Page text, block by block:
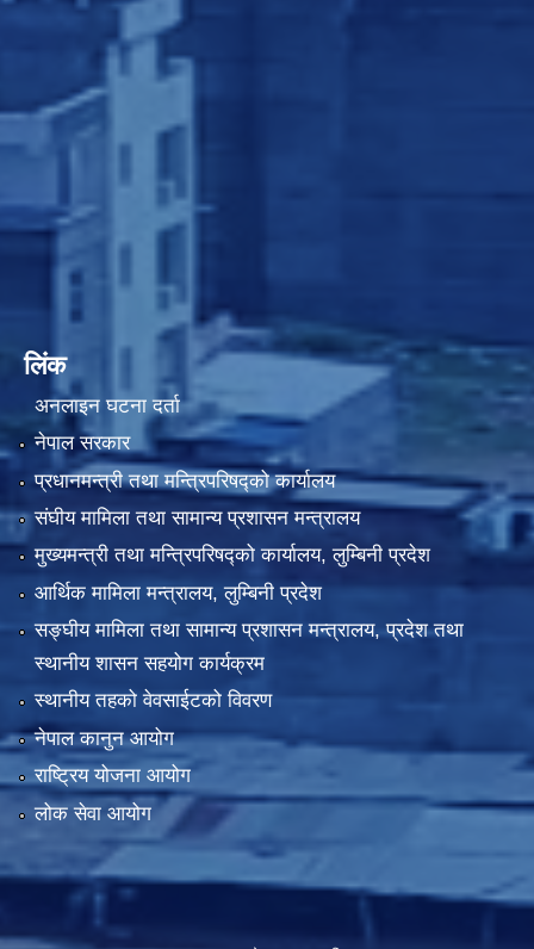
लिंक
अनलाइन घटना दर्ता
नेपाल सरकार
प्रधानमन्त्री तथा मन्त्रिपरिषद्को कार्यालय
संघीय मामिला तथा सामान्य प्रशासन मन्त्रालय
मुख्यमन्त्री तथा मन्त्रिपरिषद्को कार्यालय, लुम्बिनी प्रदेश
आर्थिक मामिला मन्त्रालय, लुम्बिनी प्रदेश
सङ्घीय मामिला तथा सामान्य प्रशासन मन्त्रालय, प्रदेश तथा
स्थानीय शासन सहयोग कार्यक्रम
स्थानीय तहको वेवसाईटको विवरण
नेपाल कानुन आयोग
राष्ट्रिय योजना आयोग
लोक सेवा आयोग